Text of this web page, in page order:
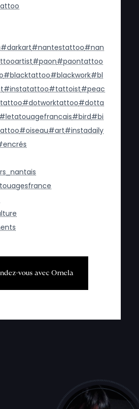
#darkart#nantestattoo#nan
#paon#paontattoo
#blacktattoo#blackwork#bl
#instatattoo#tattoist#peac
#dotworktattoo#dotta
#letatouagefrancais#bird#bi
#oiseau#art#instadaily
ndez-vous avec Ornela